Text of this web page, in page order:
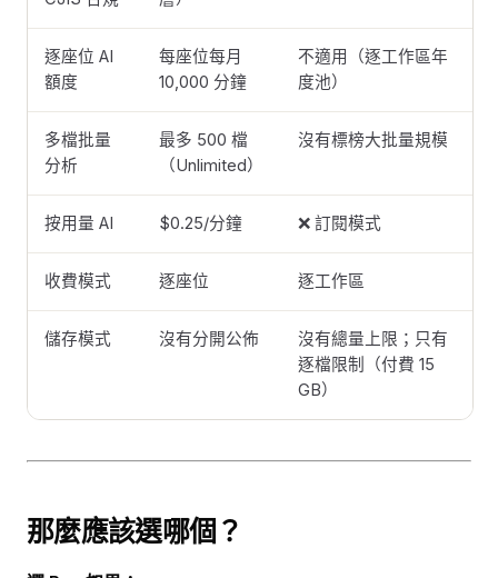
逐座位 AI
額度
每座位每月
10,000 分鐘
不適用（逐工作區年
度池）
多檔批量
分析
最多 500 檔
（Unlimited）
沒有標榜大批量規模
按用量 AI $0.25/分鐘 ❌ 訂閱模式
收費模式 逐座位 逐工作區
儲存模式 沒有分開公佈
沒有總量上限；只有
逐檔限制（付費 15
GB）
那麼應該選哪個？